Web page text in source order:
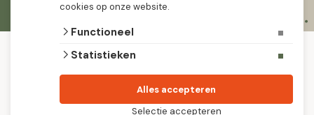
algemene voorwaarden
leveranciers die leveren met keurmerk.
cookies op onze website.
Functioneel
Statistieken
Selectie accepteren
Alles accepteren